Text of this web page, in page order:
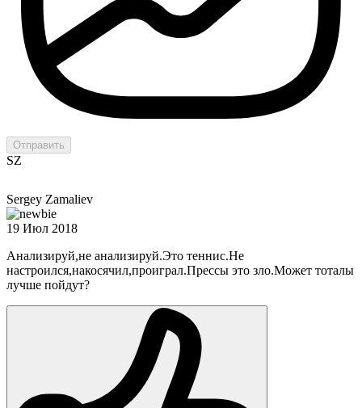
Отправить
SZ
Sergey Zamaliev
19 Июл 2018
Анализируй,не анализируй.Это теннис.Не
настроился,накосячил,проиграл.Прессы это зло.Может тоталы
лучше пойдут?